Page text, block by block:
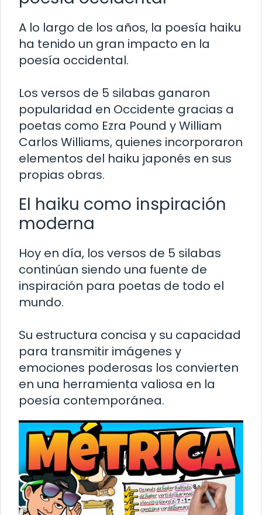
A lo largo de los años, la poesía haiku
ha tenido un gran impacto en la
poesía occidental.
Los versos de 5 silabas ganaron
popularidad en Occidente gracias a
poetas como Ezra Pound y William
Carlos Williams, quienes incorporaron
elementos del haiku japonés en sus
propias obras.
El haiku como inspiración
moderna
Hoy en día, los versos de 5 silabas
continúan siendo una fuente de
inspiración para poetas de todo el
mundo.
Su estructura concisa y su capacidad
para transmitir imágenes y
emociones poderosas los convierten
en una herramienta valiosa en la
poesía contemporánea.